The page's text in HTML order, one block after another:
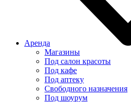
Аренда
Магазины
Под салон красоты
Под кафе
Под аптеку
Свободного назначения
Под шоурум